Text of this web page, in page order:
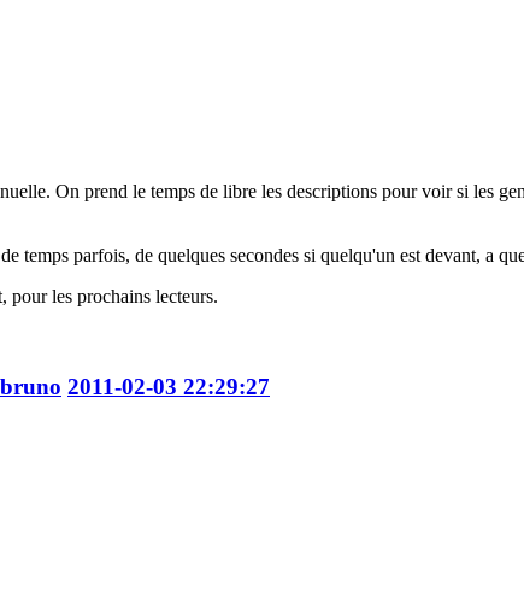
On prend le temps de libre les descriptions pour voir si les
temps parfois, de quelques secondes si quelqu'un est devant, a
pour les prochains lecteurs.
2011-02-03 22:29:27